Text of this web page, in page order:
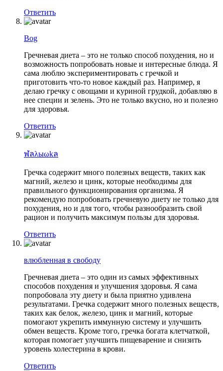
Ответить
Bog
Гречневая диета – это не только способ похудения, но и
возможность попробовать новые и интересные блюда. Я
сама люблю экспериментировать с гречкой и
приготовить что-то новое каждый раз. Например, я
делаю гречку с овощами и куриной грудкой, добавляю в
нее специи и зелень. Это не только вкусно, но и полезно
для здоровья.
Ответить
ฬลλыωkล
Гречка содержит много полезных веществ, таких как
магний, железо и цинк, которые необходимы для
правильного функционирования организма. Я
рекомендую попробовать гречневую диету не только для
похудения, но и для того, чтобы разнообразить свой
рацион и получить максимум пользы для здоровья.
Ответить
влюбленная в свободу
Гречневая диета – это один из самых эффективных
способов похудения и улучшения здоровья. Я сама
попробовала эту диету и была приятно удивлена
результатами. Гречка содержит много полезных веществ,
таких как белок, железо, цинк и магний, которые
помогают укрепить иммунную систему и улучшить
обмен веществ. Кроме того, гречка богата клетчаткой,
которая помогает улучшить пищеварение и снизить
уровень холестерина в крови.
Ответить